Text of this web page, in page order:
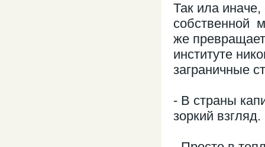
Так ила
собственной
же
институте
заграничные
- В страны
зоркий взгляд.